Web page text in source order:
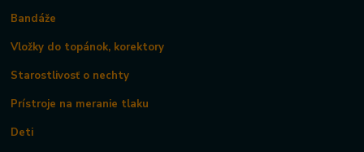
Bandáže
Vložky do topánok, korektory
Starostlivosť o nechty
Prístroje na meranie tlaku
Deti